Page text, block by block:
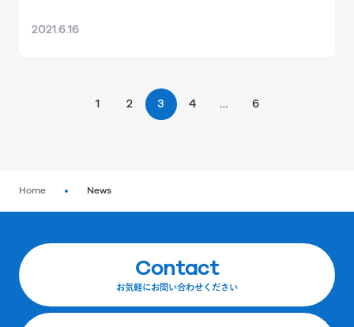
2021.6.16
1 2 3 4 … 6
Home News
Contact
お気軽にお問い合わせください